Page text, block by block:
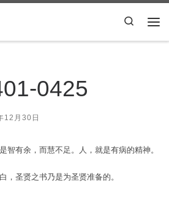
Search
0425
12月30日
有余，而慧不足。人，就是有病的精神。
圣贤之书乃是为圣贤准备的。